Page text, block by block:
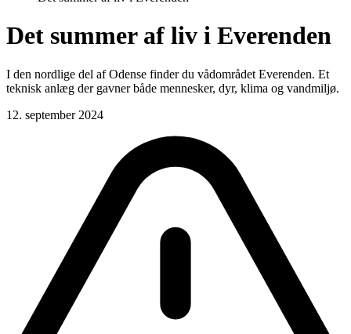
Det summer af liv i Everenden
I den nordlige del af Odense finder du vådområdet Everenden. Et
teknisk anlæg der gavner både mennesker, dyr, klima og vandmiljø.
12. september 2024